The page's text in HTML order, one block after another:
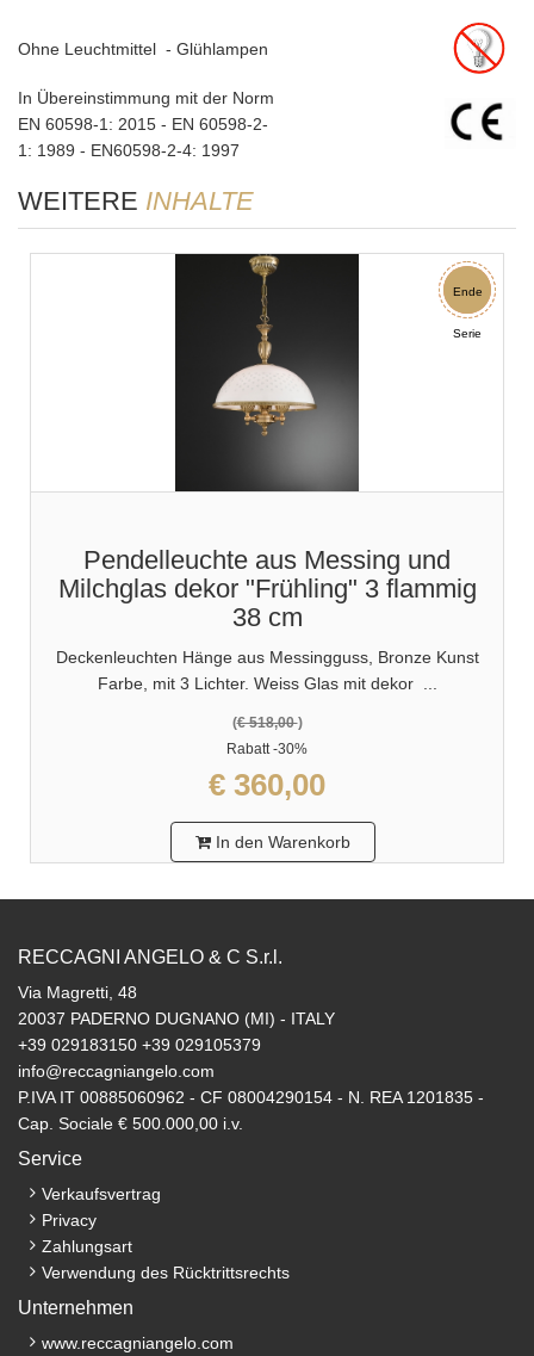
Ohne Leuchtmittel - Glühlampen
In Übereinstimmung mit der Norm
EN 60598-1: 2015 - EN 60598-2-
1: 1989 - EN60598-2-4: 1997
WEITERE INHALTE
Rabatt
Ende
Serie
Pendelleuchte aus Messing und
Milchglas dekor "Frühling" 3 flammig
38 cm
Deckenleuchten Hänge aus Messingguss, Bronze Kunst
Farbe, mit 3 Lichter. Weiss Glas mit dekor ...
(€ 518,00)
Rabatt-30%
€ 360,00
In den Warenkorb
RECCAGNI ANGELO & C S.r.l.
Via Magretti, 48
20037 PADERNO DUGNANO (MI) - ITALY
+39 029183150 +39 029105379
info@reccagniangelo.com
P.IVA IT 00885060962 - CF 08004290154 - N. REA 1201835 -
Cap. Sociale € 500.000,00 i.v.
Service
Verkaufsvertrag
Privacy
Zahlungsart
Verwendung des Rücktrittsrechts
Unternehmen
www.reccagniangelo.com